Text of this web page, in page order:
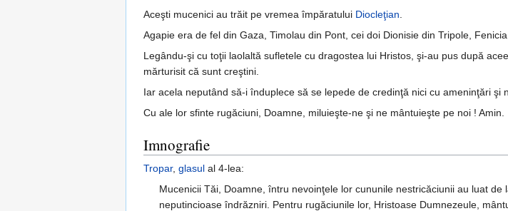
Aceşti mucenici au trăit pe vremea împăratului Diocleţian
Agapie era de fel din Gaza, Timolau din Pont, cei doi Dionisie din Tripole,
Legându-şi cu toţii laolaltă sufletele cu dragostea lui Hristos, şi-au pus după
mărturisit că sunt creştini.
Iar acela neputând să-i înduplece să se lepede de credinţă nici cu ameninţări şi
Cu ale lor sfinte rugăciuni, Doamne, miluieşte-ne şi ne mântuieşte pe noi ! Amin.
Imnografie
Tropar, glasul al 4-lea:
Mucenicii Tăi, Doamne, întru nevoinţele lor cununile nestricăciunii au luat
neputincioase îndrăzniri. Pentru rugăciunile lor, Hristoase Dumnezeule,